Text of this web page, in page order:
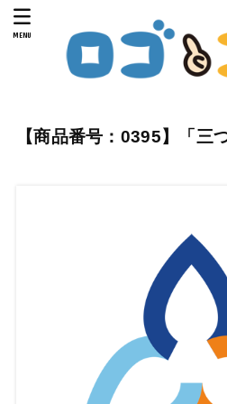
MENU
【商品番号：0395】「三